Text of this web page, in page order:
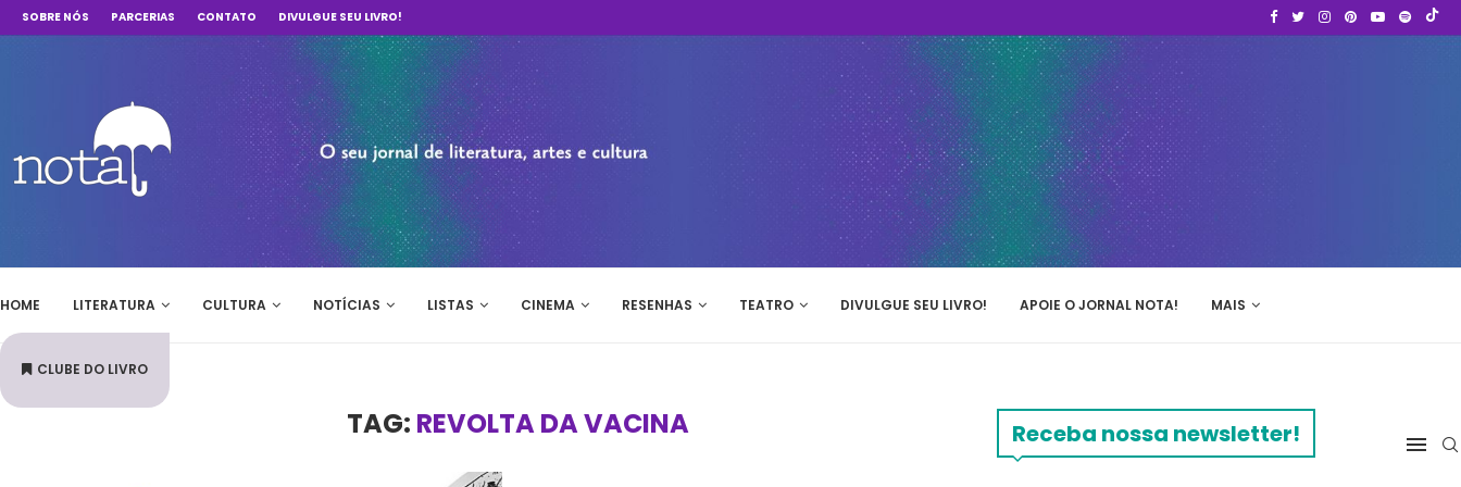
SOBRE NÓS PARCERIAS CONTATO DIVULGUE SEU LIVRO!
HOME LITERATURA CULTURA NOTÍCIAS LISTAS CINEMA RESENHAS TEATRO DIVULGUE SEU LIVRO! APOIE O JORNAL NOTA! MAIS
CLUBE DO LIVRO
TAG: REVOLTA DA VACINA Receba nossa newsletter!